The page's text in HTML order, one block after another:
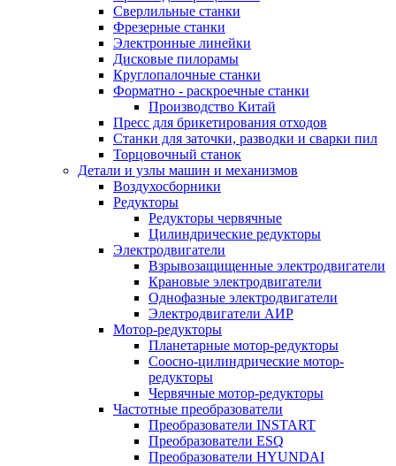
Сверлильные станки
Фрезерные станки
Электронные линейки
Дисковые пилорамы
Круглопалочные станки
Форматно - раскроечные станки
Производство Китай
Пресс для брикетирования отходов
Станки для заточки, разводки и сварки пил
Торцовочный станок
Детали и узлы машин и механизмов
Воздухосборники
Редукторы
Редукторы червячные
Цилиндрические редукторы
Электродвигатели
Взрывозащищенные электродвигатели
Крановые электродвигатели
Однофазные электродвигатели
Электродвигатели АИР
Мотор-редукторы
Планетарные мотор-редукторы
Соосно-цилиндрические мотор-
редукторы
Червячные мотор-редукторы
Частотные преобразователи
Преобразователи INSTART
Преобразователи ESQ
Преобразователи HYUNDAI